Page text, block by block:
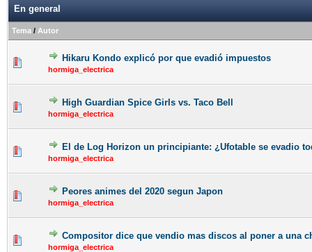
En general
Tema / Autor
Hikaru Kondo explicó por que evadió impuestos
hormiga_electrica
High Guardian Spice Girls vs. Taco Bell
hormiga_electrica
El de Log Horizon un principiante: ¿Ufotable se evadio
hormiga_electrica
Peores animes del 2020 segun Japon
hormiga_electrica
Compositor dice que vendio mas discos al poner a una
hormiga_electrica